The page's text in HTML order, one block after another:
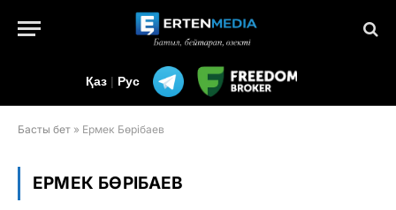
Қаз | Рус
Басты бет » Ермек Бөрібаев
ЕРМЕК БӨРІБАЕВ